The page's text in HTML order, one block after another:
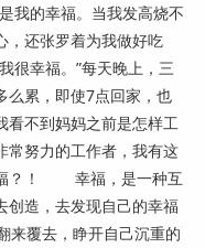
我的幸福。当我发高烧不
，还张罗着为我做好吃
很幸福。”每天晚上，三
么累，即使7点回家，也
看不到妈妈之前是怎样工
常努力的工作者，我有这
福？！ 幸福，是一种互
创造，去发现自己的幸福
覆去，睁开自己沉重的